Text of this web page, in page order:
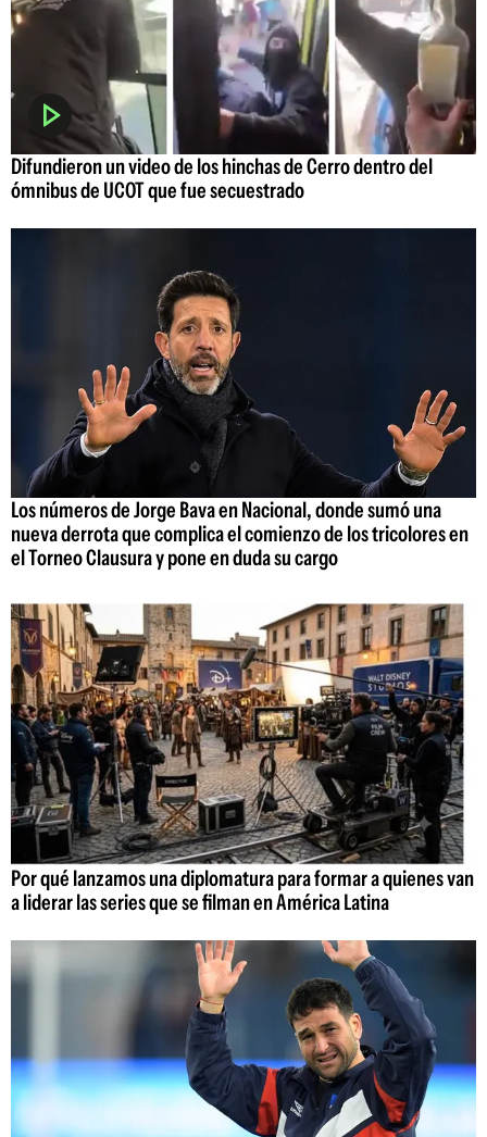
Difundieron un video de los hinchas de Cerro dentro del
ómnibus de UCOT que fue secuestrado
Los números de Jorge Bava en Nacional, donde sumó una
nueva derrota que complica el comienzo de los tricolores en
el Torneo Clausura y pone en duda su cargo
Por qué lanzamos una diplomatura para formar a quienes van
a liderar las series que se filman en América Latina